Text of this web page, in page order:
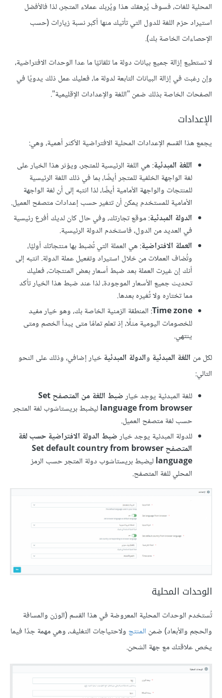
المحلية للغات، فسوف يُرهقك هذا ويُربك عملاء المتجر، لذا فالأفضل
استيراد حزم اللغة للدول التي تأتيك منها أكبر نسبة زيارات (حسب
الإحصاءات الخاصة بك).
لا تستطيع إزالة جميع بيانات دولة ما تلقائيًا ما عدا الوحدات الافتراضية،
وإن رغبت في إزالة البيانات التابعة لدولة ما، فعليك عمل ذلك يدويًا في
الصفحات الخاصة بذلك ضمن "اللغة والإعدادات الإقليمية".
الإعدادات
يجمع هذا القسم الإعدادات المحلية الافتراضية الأكثر أهمية، وهي:
اللغة المبدئية: هي اللغة الرئيسية للمتجر، ويؤثر هذا الخيار على
لغة الواجهة الخلفية للمتجر أيضًا، بما في ذلك اللغة الرئيسية
للمنتجات والواجهة الأمامية أيضًا، لذا انتبه إلى أن لغة الواجهة
الأمامية للمستخدم يمكن أن تتغير حسب إعدادات متصفح العميل.
الدولة المبدئية: موقع تجارتك، وفي حال كان لديك أفرع رئيسية
في العديد من الدول، فاستخدم الدولة الرئيسية.
العملة الافتراضية: هي العملة التي تُضبط بها منتجاتك أوليًا،
وتُضاف العملات من خلال استيراد وتفعيل عملة الدولة. انتبه إلى
أنك إن غيرت العملة بعد ضبط أسعار بعض المنتجات، فعليك
تحديث جميع الأسعار الموجودة، لذا عند ضبط هذا الخيار تأكد
مما تختاره ولا تُغيره بعدها.
Time zone: المنطقة الزمنية الخاصة بك، وهو خيار مفيد
للخصومات اليومية مثلًا، إذ تعلم تمامًا متى يبدأ الخصم ومتى
ينتهي.
لكل من اللغة المبدئية والدولة المبدئية خيار إضافي، وذلك على النحو
التالي:
للغة المبدئية يوجد خيار
ضبط اللغة من المتصفح Set
language from browserليضبط بريستاشوب لغة المتجر
حسب لغة متصفح العميل.
للدولة المبدئية يوجد خيارضبط الدولة الافتراضية حسب لغة
المتصفح Set default country from browser
languageليضبط بريستاشوب دولة المتجر حسب الرمز
المحلي للغة المتصفح.
الوحدات المحلية
تُستخدم الوحدات المحلية المعروضة في هذا القسم (الوزن والمسافة
والحجم والأبعاد) ضمن المنتج ولاحتياجات التغليف، وهي مهمة جدًا فيما
يخص علاقتك مع جهة الشحن.